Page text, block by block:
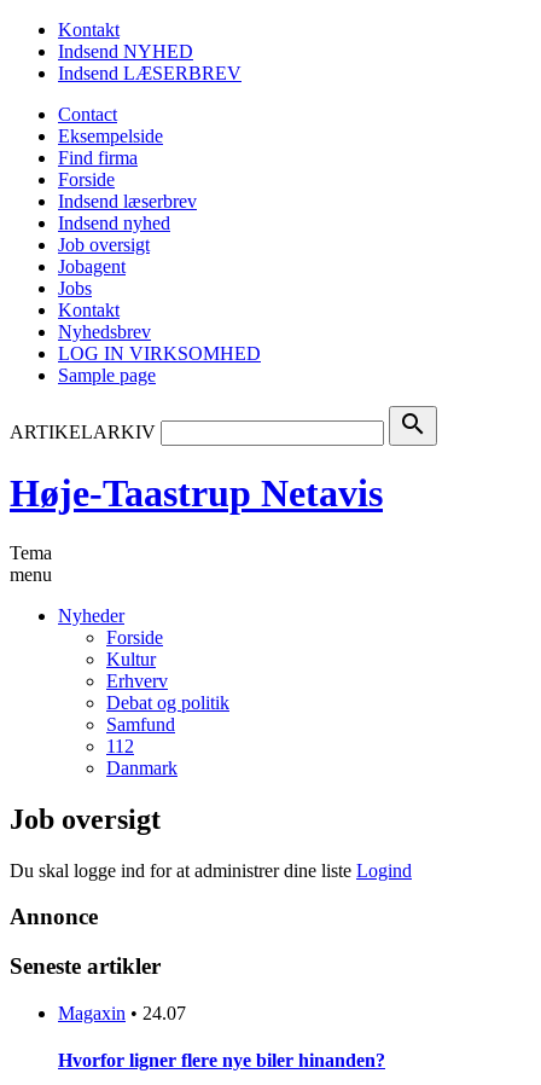
Kontakt
Indsend NYHED
Indsend LÆSERBREV
Contact
Eksempelside
Find firma
Forside
Indsend læserbrev
Indsend nyhed
Job oversigt
Jobagent
Jobs
Kontakt
Nyhedsbrev
LOG IN VIRKSOMHED
Sample page
ARTIKELARKIV search
Høje-Taastrup Netavis
Tema
menu
Nyheder
Forside
Kultur
Erhverv
Debat og politik
Samfund
112
Danmark
Job oversigt
Du skal logge ind for at administrer dine liste Logind
Annonce
Seneste artikler
Magaxin • 24.07
Hvorfor ligner flere nye biler hinanden?